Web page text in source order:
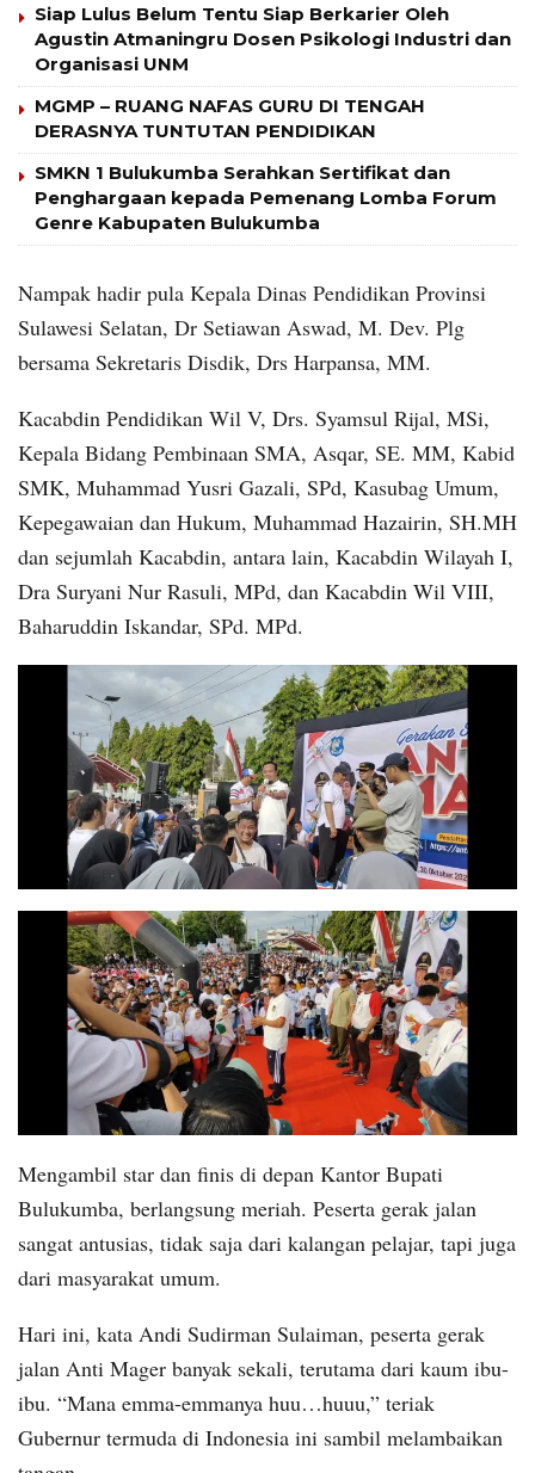
Siap Lulus Belum Tentu Siap Berkarier Oleh
Agustin Atmaningru Dosen Psikologi Industri dan
Organisasi UNM
MGMP – RUANG NAFAS GURU DI TENGAH
DERASNYA TUNTUTAN PENDIDIKAN
SMKN 1 Bulukumba Serahkan Sertifikat dan
Penghargaan kepada Pemenang Lomba Forum
Genre Kabupaten Bulukumba
Nampak hadir pula Kepala Dinas Pendidikan Provinsi
Sulawesi Selatan, Dr Setiawan Aswad, M. Dev. Plg
bersama Sekretaris Disdik, Drs Harpansa, MM.
Kacabdin Pendidikan Wil V, Drs. Syamsul Rijal, MSi,
Kepala Bidang Pembinaan SMA, Asqar, SE. MM, Kabid
SMK, Muhammad Yusri Gazali, SPd, Kasubag Umum,
Kepegawaian dan Hukum, Muhammad Hazairin, SH.MH
dan sejumlah Kacabdin, antara lain, Kacabdin Wilayah I,
Dra Suryani Nur Rasuli, MPd, dan Kacabdin Wil VIII,
Baharuddin Iskandar, SPd. MPd.
Mengambil star dan finis di depan Kantor Bupati
Bulukumba, berlangsung meriah. Peserta gerak jalan
sangat antusias, tidak saja dari kalangan pelajar, tapi juga
dari masyarakat umum.
Hari ini, kata Andi Sudirman Sulaiman, peserta gerak
jalan Anti Mager banyak sekali, terutama dari kaum ibu-
ibu. “Mana emma-emmanya huu…huuu,” teriak
Gubernur termuda di Indonesia ini sambil melambaikan